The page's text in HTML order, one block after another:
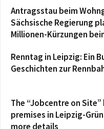
Antragsstau beim
Sächsische Regierung
Millionen-Kürzungen
Renntag in Leipzig: Ein
Geschichten zur
The “Jobcentre on
premises in Leipzig-
more details